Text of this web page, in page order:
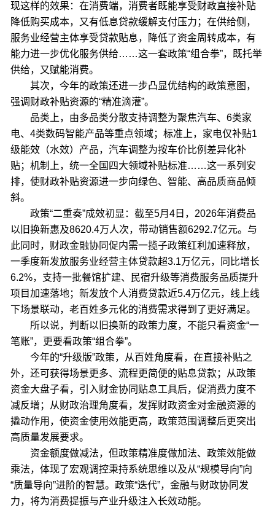
现这样的效果：在消费端，消费者既能享受财政直接补贴
降低购买成本，又有低息贷款缓解支付压力；在供给侧，
服务业经营主体享受贷款贴息，降低了资金周转成本，有
能力进一步优化服务供给……这一套政策“组合拳”，既托举
供给，又赋能消费。
其次，今年的政策还进一步凸显优结构的政策意图，
强调财政补贴资源的“精准滴灌”。
品类上，由多品类分散支持调整为聚焦汽车、6类家
电、4类数码智能产品等重点领域；标准上，家电仅补贴1
级能效（水效）产品，汽车调整为按车价比例差异化补
贴；机制上，统一全国四大领域补贴标准……这一系列安
排，使财政补贴资源进一步向绿色、智能、高品质商品倾
斜。
政策“二重奏”成效初显：截至5月4日，2026年消费品
以旧换新惠及8620.4万人次，带动销售额6292.7亿元。与
此同时，财政金融协同促内需一揽子政策红利加速释放，
一季度新发放服务业经营主体贷款超3.1万亿元，同比增长
6.2%，支持一批餐馆扩建、民宿升级等消费服务品质提升
项目加速落地；新发放个人消费贷款近5.4万亿元，线上线
下场景联动，老百姓多元化的消费需求得到了更好满足。
所以说，判断以旧换新的政策力度，不能只看资金“一
笔账”，更要看政策“组合拳”。
今年的“升级版”政策，从百姓角度看，在直接补贴之
外，还可获得场景更多、流程更简便的贴息贷款；从政策
资金大盘子看，引入财金协同贴息工具后，促消费力度不
减反增；从财政治理角度看，发挥财政资金对金融资源的
撬动作用，使资金使用效能更高，政策范围调整后更突出
高质量发展要求。
资金额度做减法，但政策精准度做加法、政策效能做
乘法，体现了宏观调控秉持系统思维以及从“规模导向”向
“质量导向”进阶的智慧。政策“迭代”，金融与财政协同发
力，将为消费提振与产业升级注入长效动能。